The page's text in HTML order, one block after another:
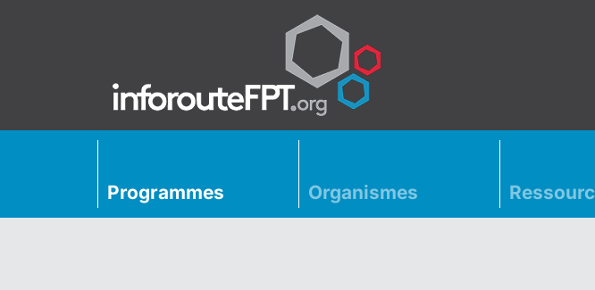
Programmes Organismes